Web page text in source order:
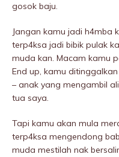
gosok baju.
Jangan kamu jadi h4mba
terp4ksa jadi bibik pulak
muda kan. Macam kamu
End up, kamu
– anak yang mengambil
tua saya.
Tapi kamu akan mula
terp4ksa mengendong
muda mestilah nak